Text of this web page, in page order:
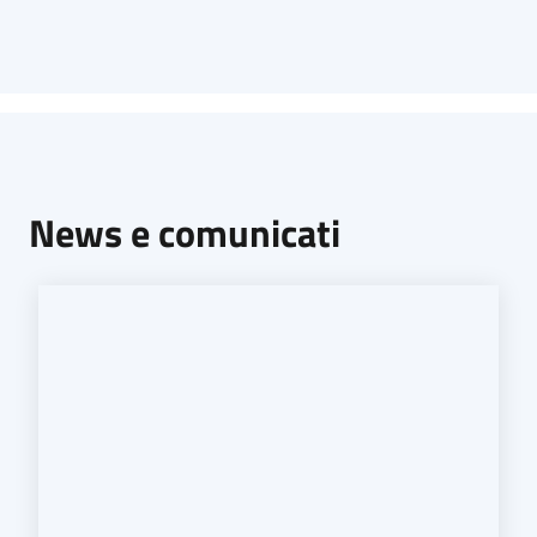
News e comunicati